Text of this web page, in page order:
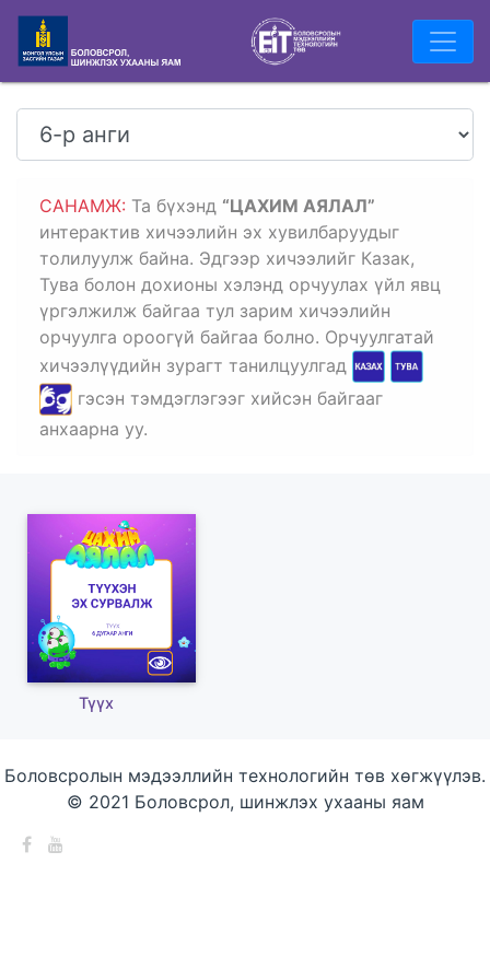
САНАМЖ: Та бүхэнд “ЦАХИМ АЯЛАЛ”
интерактив хичээлийн эх хувилбаруудыг
толилуулж байна. Эдгээр хичээлийг Казак,
Тува болон дохионы хэлэнд орчуулах үйл явц
үргэлжилж байгаа тул зарим хичээлийн
орчуулга ороогүй байгаа болно. Орчуулгатай
хичээлүүдийн зурагт танилцуулгад
гэсэн тэмдэглэгээг хийсэн байгааг
анхаарна уу.
Түүх
Боловсролын мэдээллийн технологийн төв хөгжүүлэв.
© 2021 Боловсрол, шинжлэх ухааны яам